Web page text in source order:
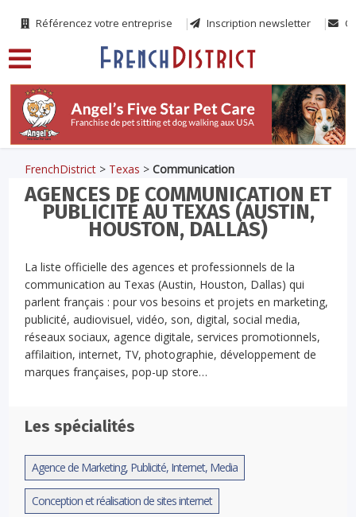
Référencez votre entreprise Inscription newsletter
FrenchDistrict > Texas >Communication
AGENCES DE COMMUNICATION ET
PUBLICITÉ AU TEXAS (AUSTIN,
HOUSTON, DALLAS)
La liste officielle des agences et professionnels de la
communication au Texas (Austin, Houston, Dallas) qui
parlent français : pour vos besoins et projets en marketing,
publicité, audiovisuel, vidéo, son, digital, social media,
réseaux sociaux, agence digitale, services promotionnels,
affilaition, internet, TV, photographie, développement de
marques françaises, pop-up store…
Les spécialités
Agence de Marketing, Publicité, Internet, Media
Conception et réalisation de sites internet